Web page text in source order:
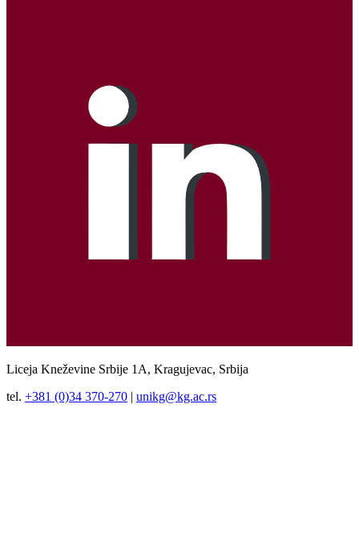
Liceja Kneževine Srbije 1A, Kragujevac, Srbija
tel. +381 (0)34 370-270 | unikg@kg.ac.rs